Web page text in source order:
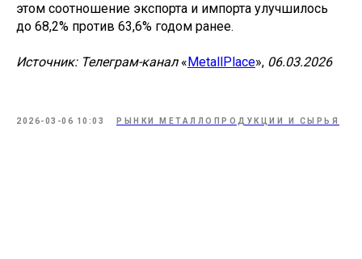
этом соотношение экспорта и импорта улучшилось
до 68,2% против 63,6% годом ранее.
Источник: Телеграм-канал «MetallPlace», 06.03.2026
2026-03-06 10:03 РЫНКИ МЕТАЛЛОПРОДУКЦИИ И СЫРЬЯ